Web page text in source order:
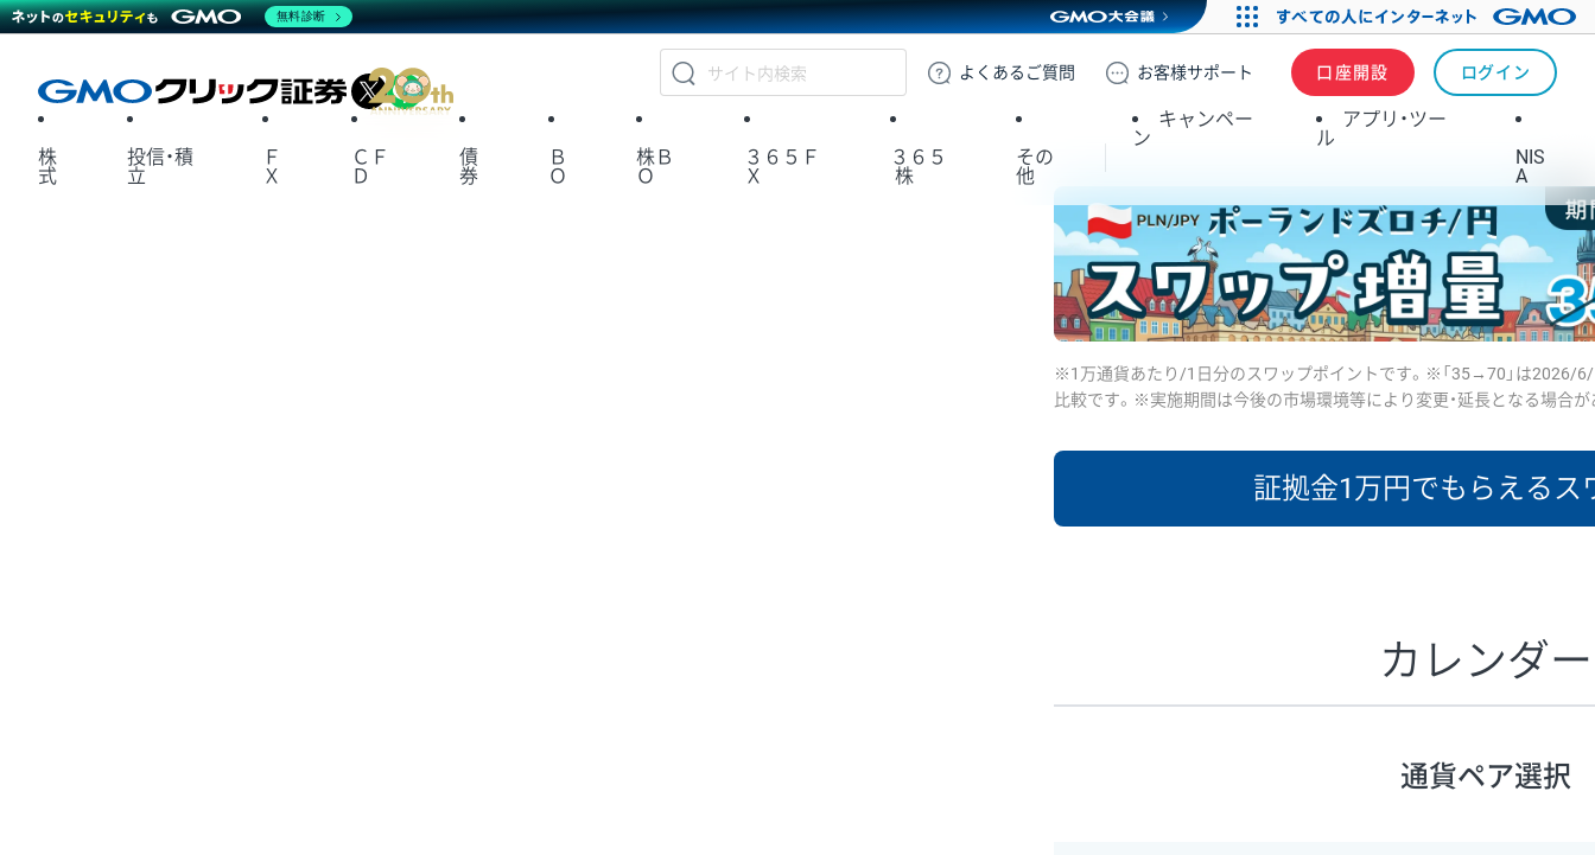
GMOクリック証券
よくある ご質問 お客様サポート 口座開設 ログイン
X
株
式
投信・積
立
Ｆ
Ｘ
ＣＦ
Ｄ
債
券
Ｂ
Ｏ
株Ｂ
Ｏ
３６５Ｆ
Ｘ
３６５
株
その
他
キャンペー
ン
アプリ・ツー
ル
NIS
A
※1万通貨あたり/1日分のスワップポイントです。※「35→70」は2026/6/
比較です。※実施期間は今後の市場環境等により変更・延長となる場合が
証拠金1万円でもらえるス
あたりの
ポイント
カレンダー
通貨ペア選択
無料診断